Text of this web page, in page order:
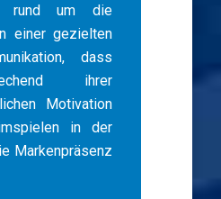
rund um die
einer gezielten
dass
ihrer
Motivation
in der
Markenpräsenz